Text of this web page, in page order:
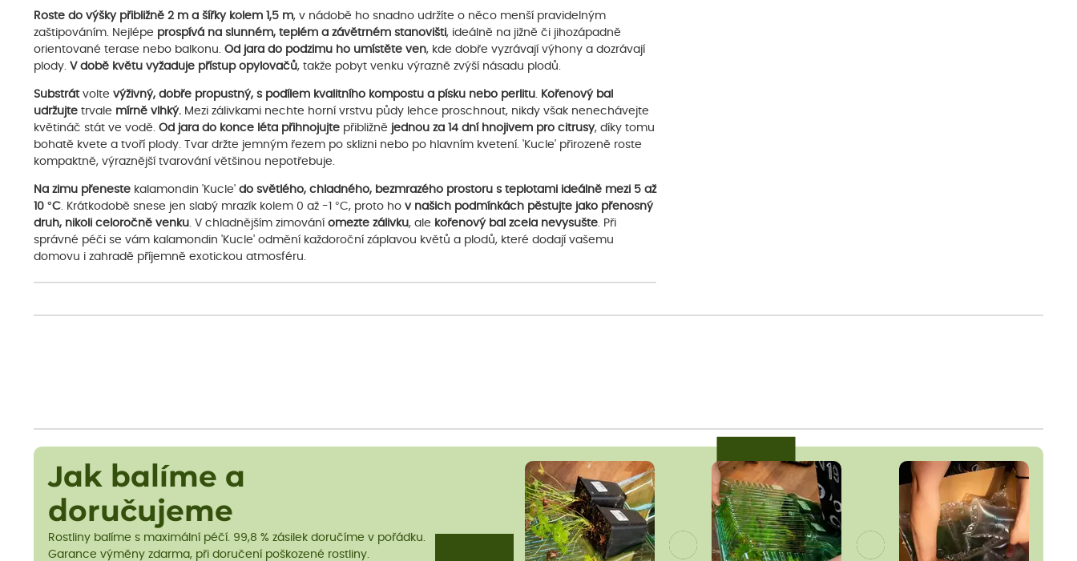
Roste do výšky přibližně 2 m a šířky kolem 1,5 m, v nádobě ho snadno udržíte o něco menší pravidelným
zaštipováním. Nejlépe prospívá na slunném, teplém a závětrném stanovišti, ideálně na jižně či jihozápadně
orientované terase nebo balkonu. Od jara do podzimu ho umístěte ven, kde dobře vyzrávají výhony a dozrávají
plody. V době květu vyžaduje přístup opylovačů, takže pobyt venku výrazně zvýší násadu plodů.
Substrátvolte výživný, dobře propustný, s podílem kvalitního kompostu a písku nebo perlitu. Kořenový bal
udržujte trvale mírně vlhký. Mezi zálivkami nechte horní vrstvu půdy lehce proschnout, nikdy však nenechávejte
květináč stát ve vodě. Od jara do konce léta přihnojujte přibližně jednou za 14 dní hnojivem pro citrusy, díky tomu
bohatě kvete a tvoří plody. Tvar držte jemným řezem po sklizni nebo po hlavním kvetení. 'Kucle' přirozeně roste
kompaktně, výraznější tvarování většinou nepotřebuje.
Na zimu přeneste kalamondin 'Kucle' do světlého, chladného, bezmrazého prostoru s teplotami ideálně mezi 5 až
10 °C. Krátkodobě snese jen slabý mrazík kolem 0 až -1 °C, proto ho v našich podmínkách pěstujte jako přenosný
druh, nikoli celoročně venku. V chladnějším zimování omezte zálivku, ale kořenový bal zcela nevysušte. Při
správné péči se vám kalamondin 'Kucle' odmění každoroční záplavou květů a plodů, které dodají vašemu
domovu i zahradě příjemně exotickou atmosféru.
Jak balíme a
doručujeme
Rostliny balíme s maximální péčí. 99,8 % zásilek doručíme v pořádku.
Garance výměny zdarma, při doručení poškozené rostliny.